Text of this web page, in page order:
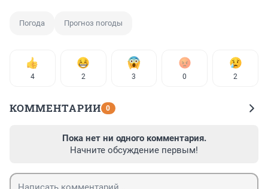
Погода Прогноз погоды
4 2 3 0 2
КОММЕНТАРИИ 0
Пока нет ни одного комментария.
Начните обсуждение первым!